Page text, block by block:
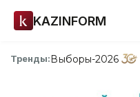
KAZINFORM
Тренды:Выборы-2026